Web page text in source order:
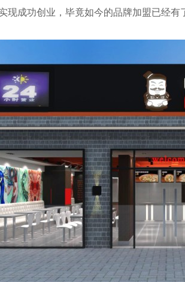
现成功创业，毕竟如今的品牌加盟已经